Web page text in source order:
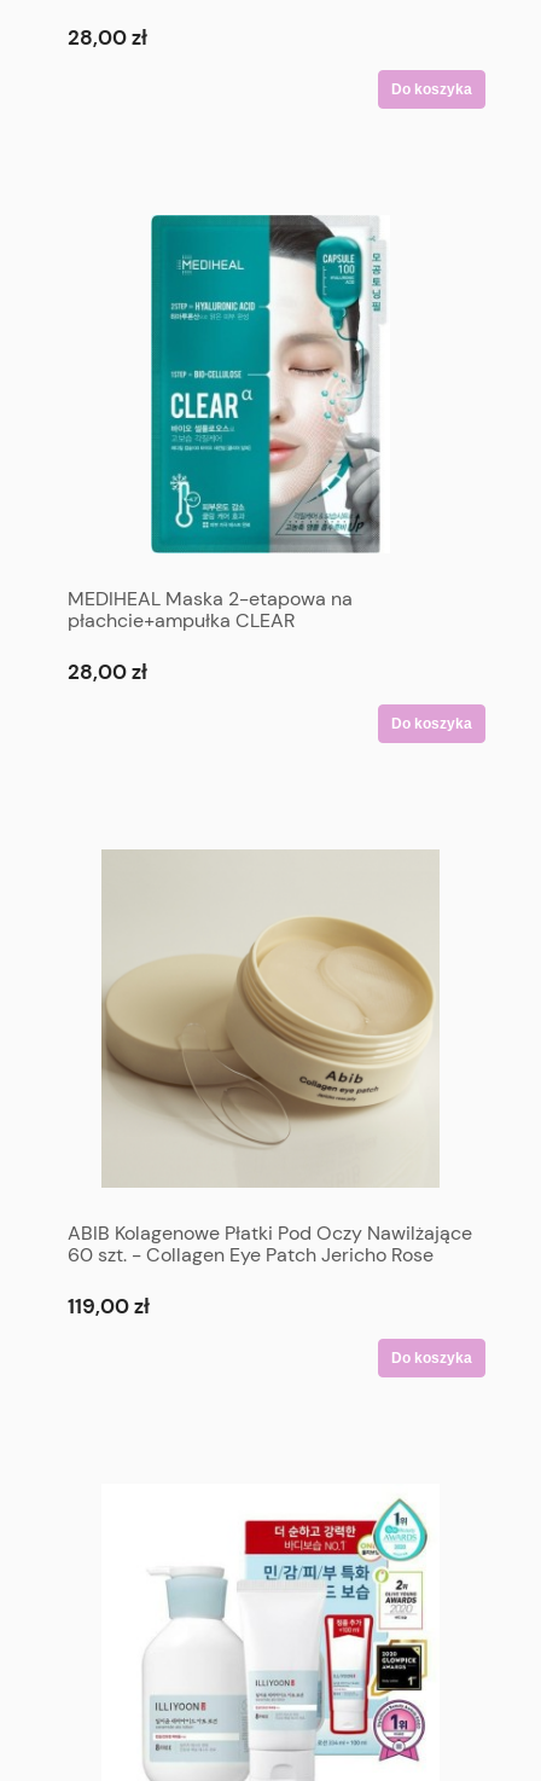
28,00 zł
Do koszyka
MEDIHEAL Maska 2-etapowa na
płachcie+ampułka CLEAR
28,00 zł
Do koszyka
ABIB Kolagenowe Płatki Pod Oczy Nawilżające
60 szt. - Collagen Eye Patch Jericho Rose
119,00 zł
Do koszyka